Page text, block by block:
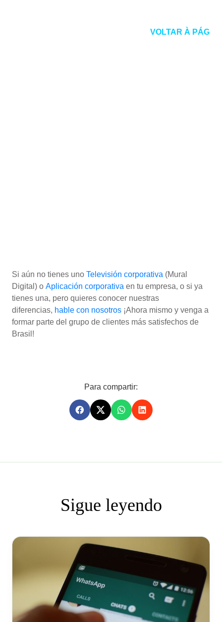
Si aún no tienes uno Televisión corporativa (Mural
Digital) o Aplicación corporativa en tu empresa, o si ya
tienes una, pero quieres conocer nuestras
diferencias, hable con nosotros ¡Ahora mismo y venga a
formar parte del grupo de clientes más satisfechos de
Brasil!
Para compartir:
Sigue leyendo